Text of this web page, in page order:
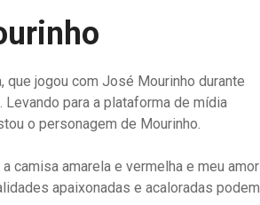
que jogou com José Mourinho durante
para a plataforma de mídia
o personagem de Mourinho.
camisa amarela e vermelha e meu amor
apaixonadas e acaloradas podem